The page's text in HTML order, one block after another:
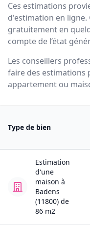
Ces estimations
d'estimation en ligne.
gratuitement en
compte de l’état
Les conseillers
faire des estimations
appartement ou
Type de bien
Estimation
d'une
maison à
Badens
(11800) de
86 m2